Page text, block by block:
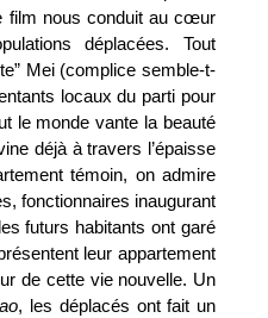
film nous conduit au cœur
déplacées. Tout
Mei (complice semble-t-
locaux du parti pour
le monde vante la beauté
déjà à travers l’épaisse
témoin, on admire
fonctionnaires inaugurant
futurs habitants ont garé
leur appartement
de cette vie nouvelle. Un
, les déplacés ont fait un